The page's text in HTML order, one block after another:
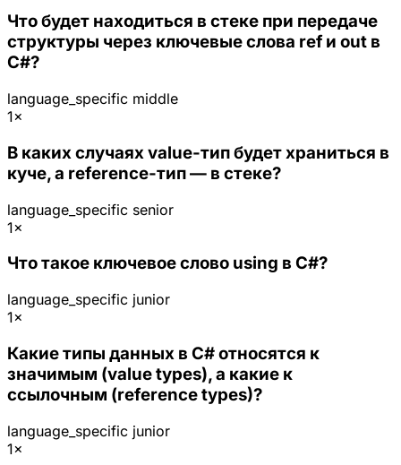
Что будет находиться в стеке при передаче
структуры через ключевые слова ref и out в
C#?
language_specific middle
1×
В каких случаях value-тип будет храниться в
куче, а reference-тип — в стеке?
language_specific senior
1×
Что такое ключевое слово using в C#?
language_specific junior
1×
Какие типы данных в C# относятся к
значимым (value types), а какие к
ссылочным (reference types)?
language_specific junior
1×